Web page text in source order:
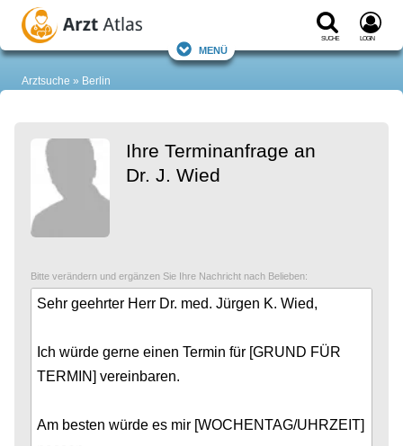
Suche Login
Menü
Arztsuche Berlin
Ihre Terminanfrage an
Dr. J. Wied
Bitte verändern und ergänzen Sie Ihre Nachricht nach Belieben: